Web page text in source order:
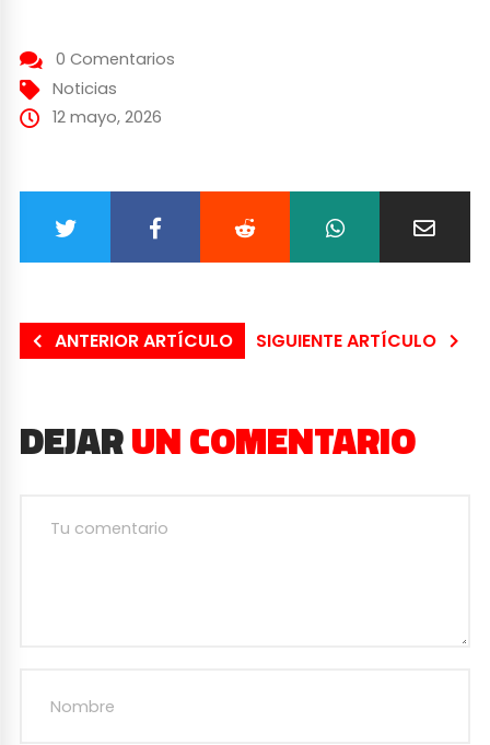
0 Comentarios
Noticias
12 mayo, 2026
ANTERIOR ARTÍCULO SIGUIENTE ARTÍCULO
DEJARUN COMENTARIO